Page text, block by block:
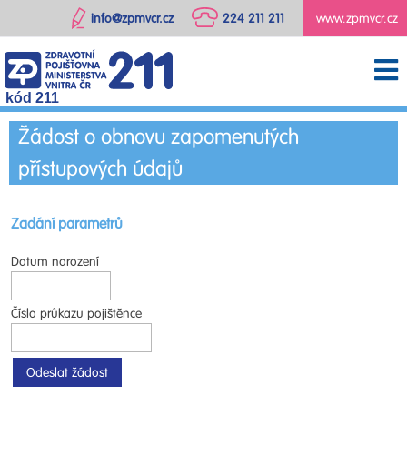
www.zpmvcr.cz
224 211 211
info@zpmvcr.cz
kód 211
Žádost o obnovu zapomenutých
přístupových údajů
Zadání parametrů
Datum narození
Číslo průkazu pojištěnce